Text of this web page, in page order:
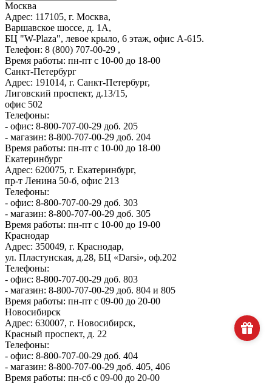
Москва
Адрес: 117105, г. Москва,
Варшавское шоссе, д. 1А,
БЦ "W-Plaza", левое крыло, 6 этаж, офис А-615.
Телефон: 8 (800) 707-00-29 ,
Время работы: пн-пт с 10-00 до 18-00
Санкт-Петербург
Адрес: 191014, г. Санкт-Петербург,
Лиговский проспект, д.13/15,
офис 502
Телефоны:
- офис: 8-800-707-00-29 доб. 205
- магазин: 8-800-707-00-29 доб. 204
Время работы: пн-пт с 10-00 до 18-00
Екатеринбург
Адрес: 620075, г. Екатеринбург,
пр-т Ленина 50-б, офис 213
Телефоны:
- офис: 8-800-707-00-29 доб. 303
- магазин: 8-800-707-00-29 доб. 305
Время работы: пн-пт с 10-00 до 19-00
Краснодар
Адрес: 350049, г. Краснодар,
ул. Пластунская, д.28, БЦ «Darsi», оф.202
Телефоны:
- офис: 8-800-707-00-29 доб. 803
- магазин: 8-800-707-00-29 доб. 804 и 805
Время работы: пн-пт с 09-00 до 20-00
Новосибирск
Адрес: 630007, г. Новосибирск,
Красный проспект, д. 22
Телефоны:
- офис: 8-800-707-00-29 доб. 404
- магазин: 8-800-707-00-29 доб. 405, 406
Время работы: пн-сб с 09-00 до 20-00